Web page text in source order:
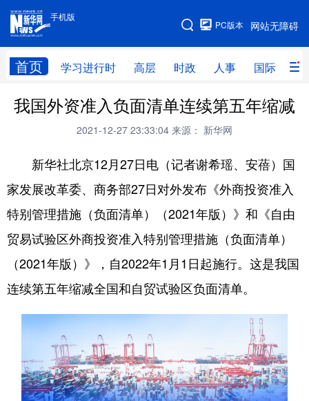
手机版
网站无障碍
PC版本
首页 学习进行时 高层 时政 人事 国际 财
手机版
网站地图
学习进行时 高层 时政 人事
财经 网评
台湾 思客智库 全球连线 教育
科技 科创 量子 体育
文化 书画 健康 军事
访谈 视频 图片 政务
学术中国 乡村振兴 溯源中国
城市 旅游 能源 会展
彩票 娱乐 时尚 悦读
我国外资准入负面清单连续第五年缩减
2021-12-27 23:33:04 来源： 新华网
新华社北京12月27日电（记者谢希瑶、安蓓）国
家发展改革委、商务部27日对外发布《外商投资准入
特别管理措施（负面清单）（2021年版）》和《自由
贸易试验区外商投资准入特别管理措施（负面清单）
（2021年版）》，自2022年1月1日起施行。这是我国
连续第五年缩减全国和自贸试验区负面清单。